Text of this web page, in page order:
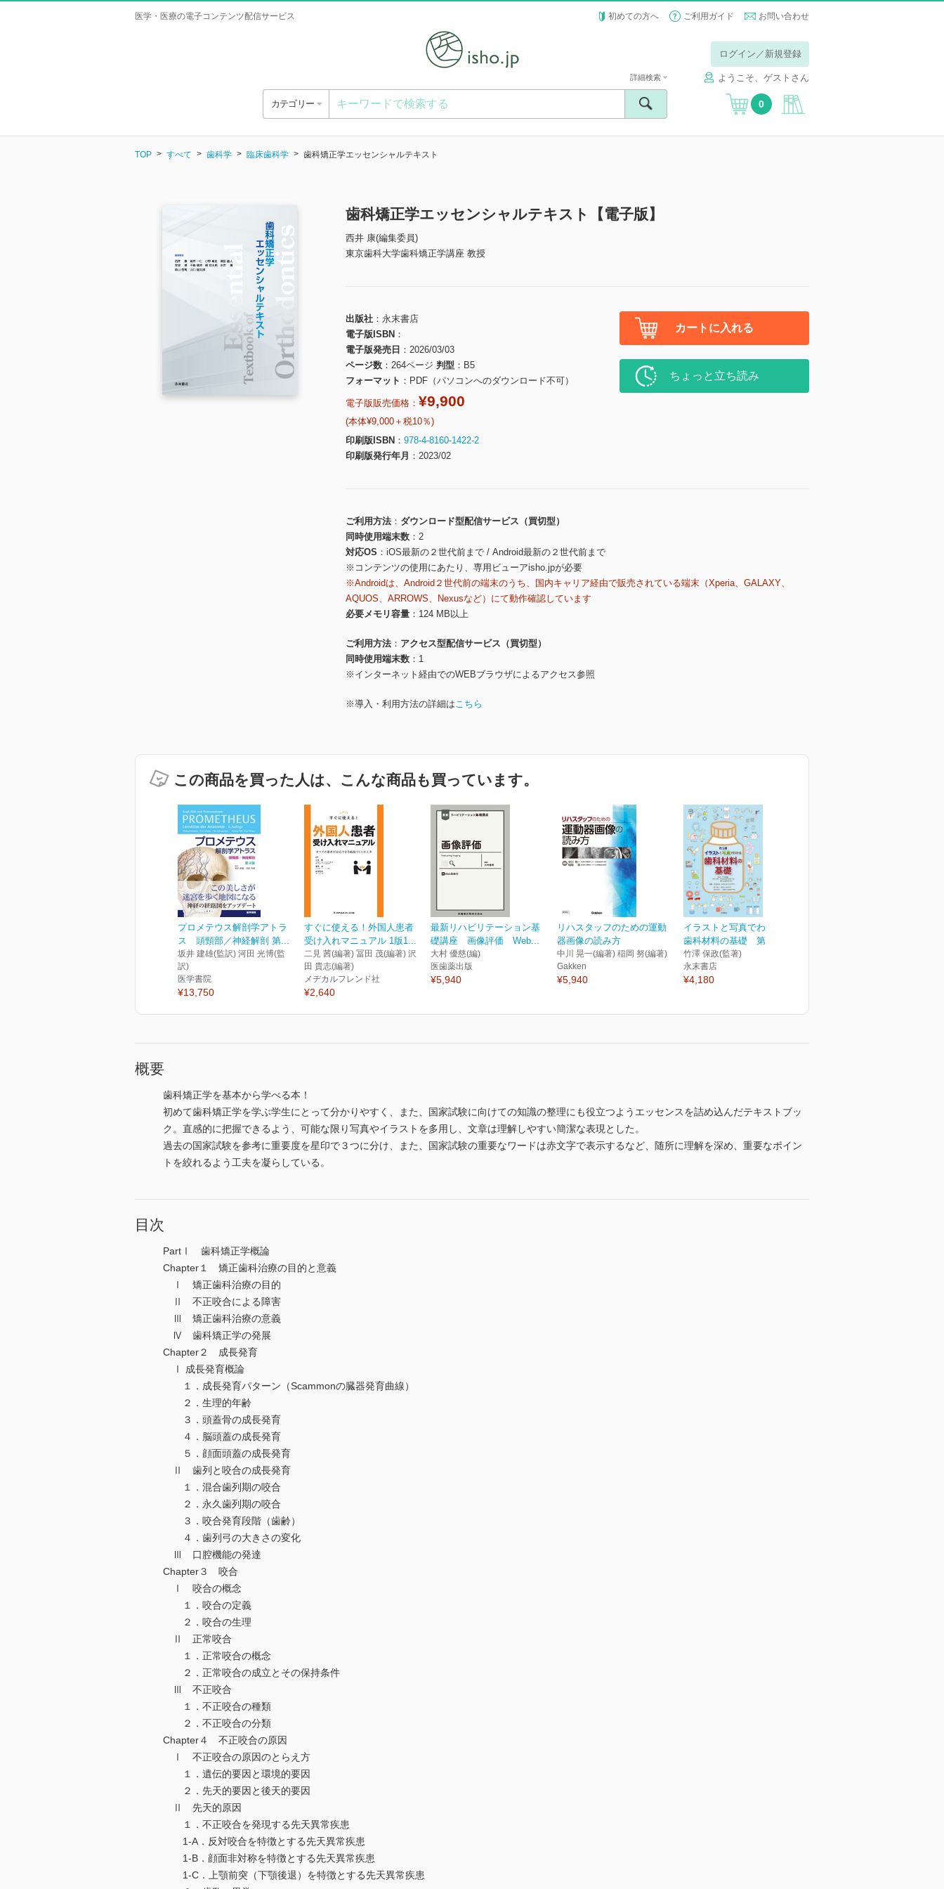
医学・医療の電子コンテンツ配信サービス 初めての方へ ご利用ガイド お問い合わせ
ログイン／新規登録
ようこそ、ゲストさん
カテゴリー
詳細検索
0
TOP すべて 歯科学 臨床歯科学 歯科矯正学エッセンシャルテキスト
歯科矯正学エッセンシャルテキスト【電子版】
西井 康(編集委員)
東京歯科大学歯科矯正学講座 教授
出版社
永末書店
電子版ISBN
電子版発売日
2026/03/03
ページ数
264ページ 判型
B5
フォーマット
PDF（パソコンへのダウンロード不可）
電子版販売価格： ¥9,900
(本体¥9,000＋税10％)
印刷版ISBN
978-4-8160-1422-2
印刷版発行年月
2023/02
カートに入れる
ちょっと立ち読み
ご利用方法
ダウンロード型配信サービス（買切型）
同時使用端末数
2
対応OS
iOS最新の２世代前まで / Android最新の２世代前まで
※コンテンツの使用にあたり、専用ビューアisho.jpが必要
※Androidは、Android２世代前の端末のうち、国内キャリア経由で販売されている端末（Xperia、GALAXY、
AQUOS、ARROWS、Nexusなど）にて動作確認しています
必要メモリ容量
124 MB以上
ご利用方法
アクセス型配信サービス（買切型）
同時使用端末数
1
※インターネット経由でのWEBブラウザによるアクセス参照
※導入・利用方法の詳細はこちら
この商品を買った人は、こんな商品も買っています。
プロメテウス解剖学アトラ
ス 頭頸部／神経解剖 第...
坂井 建雄(監訳) 河田 光博(監
訳)
医学書院
¥13,750
すぐに使える！外国人患者
受け入れマニュアル 1版1...
二見 茜(編著) 冨田 茂(編著) 沢
田 貴志(編著)
メヂカルフレンド社
¥2,640
最新リハビリテーション基
礎講座 画像評価 Web...
大村 優慈(編)
医歯薬出版
¥5,940
リハスタッフのための運動
器画像の読み方
中川 晃一(編著) 稲岡 努(編著)
Gakken
¥5,940
イラストと写真でわかる
歯科材料の基礎 第５版
竹澤 保政(監著)
永末書店
¥4,180
概要
歯科矯正学を基本から学べる本！
初めて歯科矯正学を学ぶ学生にとって分かりやすく、また、国家試験に向けての知識の整理にも役立つようエッセンスを詰め込んだテキストブッ
ク。直感的に把握できるよう、可能な限り写真やイラストを多用し、文章は理解しやすい簡潔な表現とした。
過去の国家試験を参考に重要度を星印で３つに分け、また、国家試験の重要なワードは赤文字で表示するなど、随所に理解を深め、重要なポイン
トを絞れるよう工夫を凝らしている。
目次
PartⅠ 歯科矯正学概論
Chapter１ 矯正歯科治療の目的と意義
Ⅰ 矯正歯科治療の目的
Ⅱ 不正咬合による障害
Ⅲ 矯正歯科治療の意義
Ⅳ 歯科矯正学の発展
Chapter２ 成長発育
Ⅰ 成長発育概論
１．成長発育パターン（Scammonの臓器発育曲線）
２．生理的年齢
３．頭蓋骨の成長発育
４．脳頭蓋の成長発育
５．顔面頭蓋の成長発育
Ⅱ 歯列と咬合の成長発育
１．混合歯列期の咬合
２．永久歯列期の咬合
３．咬合発育段階（歯齢）
４．歯列弓の大きさの変化
Ⅲ 口腔機能の発達
Chapter３ 咬合
Ⅰ 咬合の概念
１．咬合の定義
２．咬合の生理
Ⅱ 正常咬合
１．正常咬合の概念
２．正常咬合の成立とその保持条件
Ⅲ 不正咬合
１．不正咬合の種類
２．不正咬合の分類
Chapter４ 不正咬合の原因
Ⅰ 不正咬合の原因のとらえ方
１．遺伝的要因と環境的要因
２．先天的要因と後天的要因
Ⅱ 先天的原因
１．不正咬合を発現する先天異常疾患
1-A．反対咬合を特徴とする先天異常疾患
1-B．顔面非対称を特徴とする先天異常疾患
1-C．上顎前突（下顎後退）を特徴とする先天異常疾患